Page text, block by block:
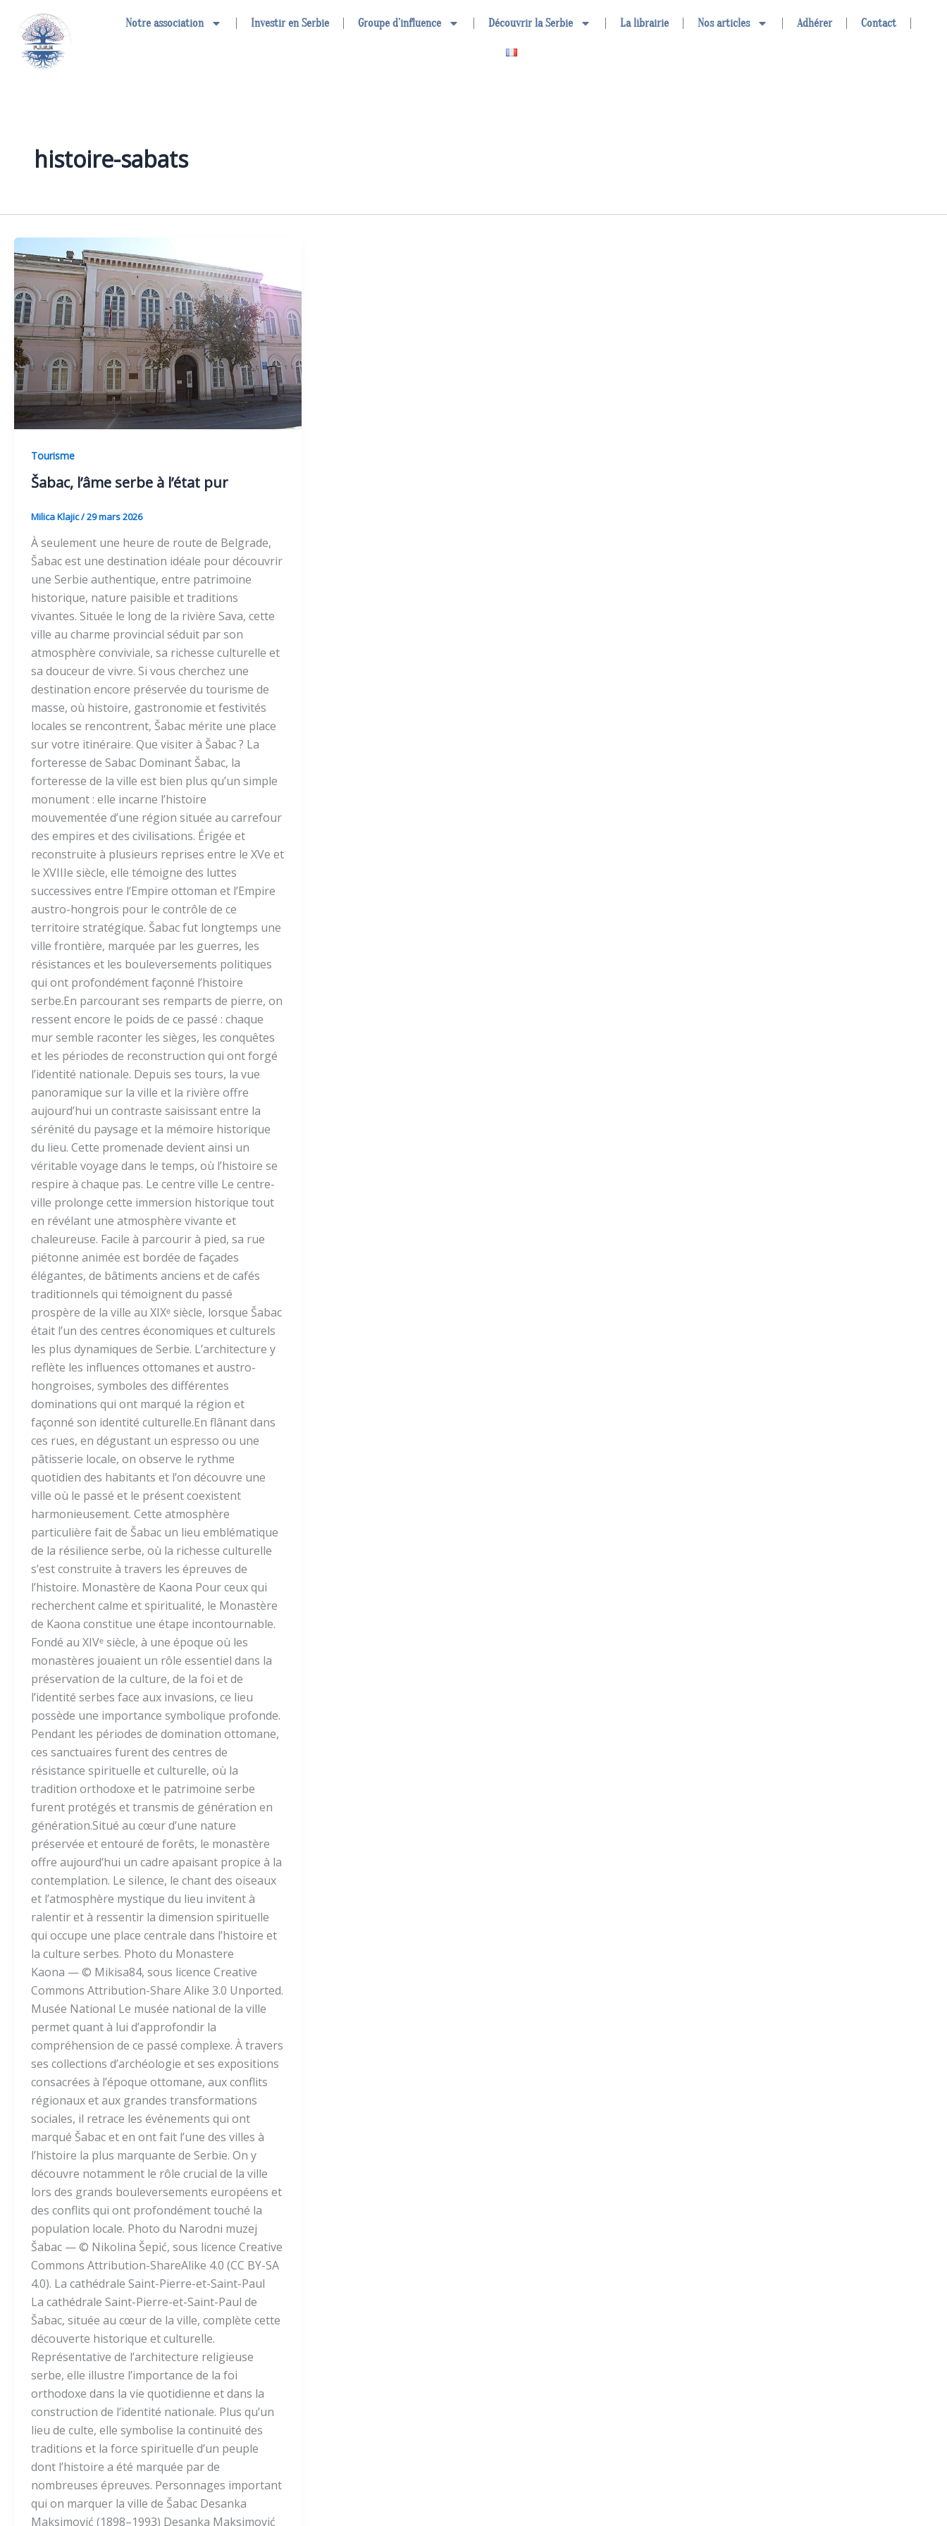
contenu
Notre association Investir en Serbie Groupe d’influence Découvrir la Serbie La librairie Nos articles Adhérer Contact
histoire-sabats
Tourisme
Šabac, l’âme serbe à l’état pur
Milica Klajic/29 mars 2026
À seulement une heure de route de Belgrade,
Šabac est une destination idéale pour découvrir
une Serbie authentique, entre patrimoine
historique, nature paisible et traditions
vivantes. Située le long de la rivière Sava, cette
ville au charme provincial séduit par son
atmosphère conviviale, sa richesse culturelle et
sa douceur de vivre. Si vous cherchez une
destination encore préservée du tourisme de
masse, où histoire, gastronomie et festivités
locales se rencontrent, Šabac mérite une place
sur votre itinéraire. Que visiter à Šabac ? La
forteresse de Sabac Dominant Šabac, la
forteresse de la ville est bien plus qu’un simple
monument : elle incarne l’histoire
mouvementée d’une région située au carrefour
des empires et des civilisations. Érigée et
reconstruite à plusieurs reprises entre le XVe et
le XVIIIe siècle, elle témoigne des luttes
successives entre l’Empire ottoman et l’Empire
austro-hongrois pour le contrôle de ce
territoire stratégique. Šabac fut longtemps une
ville frontière, marquée par les guerres, les
résistances et les bouleversements politiques
qui ont profondément façonné l’histoire
serbe.En parcourant ses remparts de pierre, on
ressent encore le poids de ce passé : chaque
mur semble raconter les sièges, les conquêtes
et les périodes de reconstruction qui ont forgé
l’identité nationale. Depuis ses tours, la vue
panoramique sur la ville et la rivière offre
aujourd’hui un contraste saisissant entre la
sérénité du paysage et la mémoire historique
du lieu. Cette promenade devient ainsi un
véritable voyage dans le temps, où l’histoire se
respire à chaque pas. Le centre ville Le centre-
ville prolonge cette immersion historique tout
en révélant une atmosphère vivante et
chaleureuse. Facile à parcourir à pied, sa rue
piétonne animée est bordée de façades
élégantes, de bâtiments anciens et de cafés
traditionnels qui témoignent du passé
prospère de la ville au XIXᵉ siècle, lorsque Šabac
était l’un des centres économiques et culturels
les plus dynamiques de Serbie. L’architecture y
reflète les influences ottomanes et austro-
hongroises, symboles des différentes
dominations qui ont marqué la région et
façonné son identité culturelle.En flânant dans
ces rues, en dégustant un espresso ou une
pâtisserie locale, on observe le rythme
quotidien des habitants et l’on découvre une
ville où le passé et le présent coexistent
harmonieusement. Cette atmosphère
particulière fait de Šabac un lieu emblématique
de la résilience serbe, où la richesse culturelle
s’est construite à travers les épreuves de
l’histoire. Monastère de Kaona Pour ceux qui
recherchent calme et spiritualité, le Monastère
de Kaona constitue une étape incontournable.
Fondé au XIVᵉ siècle, à une époque où les
monastères jouaient un rôle essentiel dans la
préservation de la culture, de la foi et de
l’identité serbes face aux invasions, ce lieu
possède une importance symbolique profonde.
Pendant les périodes de domination ottomane,
ces sanctuaires furent des centres de
résistance spirituelle et culturelle, où la
tradition orthodoxe et le patrimoine serbe
furent protégés et transmis de génération en
génération.Situé au cœur d’une nature
préservée et entouré de forêts, le monastère
offre aujourd’hui un cadre apaisant propice à la
contemplation. Le silence, le chant des oiseaux
et l’atmosphère mystique du lieu invitent à
ralentir et à ressentir la dimension spirituelle
qui occupe une place centrale dans l’histoire et
la culture serbes. Photo du Monastere
Kaona — © Mikisa84, sous licence Creative
Commons Attribution-Share Alike 3.0 Unported.
Musée National Le musée national de la ville
permet quant à lui d’approfondir la
compréhension de ce passé complexe. À travers
ses collections d’archéologie et ses expositions
consacrées à l’époque ottomane, aux conflits
régionaux et aux grandes transformations
sociales, il retrace les événements qui ont
marqué Šabac et en ont fait l’une des villes à
l’histoire la plus marquante de Serbie. On y
découvre notamment le rôle crucial de la ville
lors des grands bouleversements européens et
des conflits qui ont profondément touché la
population locale. Photo du Narodni muzej
Šabac — © Nikolina Šepić, sous licence Creative
Commons Attribution-ShareAlike 4.0 (CC BY-SA
4.0). La cathédrale Saint-Pierre-et-Saint-Paul
La cathédrale Saint-Pierre-et-Saint-Paul de
Šabac, située au cœur de la ville, complète cette
découverte historique et culturelle.
Représentative de l’architecture religieuse
serbe, elle illustre l’importance de la foi
orthodoxe dans la vie quotidienne et dans la
construction de l’identité nationale. Plus qu’un
lieu de culte, elle symbolise la continuité des
traditions et la force spirituelle d’un peuple
dont l’histoire a été marquée par de
nombreuses épreuves. Personnages important
qui on marquer la ville de Šabac Desanka
Maksimović (1898–1993) Desanka Maksimović